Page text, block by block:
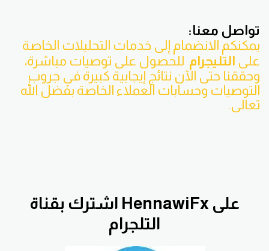
تواصل معنا:
يمكنكم الانضمام إلى خدمات التحليلات الخاصة
على التليجرام للحصول على توصيات مباشرة،
وحققنا حتى الآن نتائج إيجابية كبيرة في جروب
التوصيات وحسابات العملاء الخاصة بفضل الله
تعالى.
اشترك بقناة HennawiFx على
التلجرام